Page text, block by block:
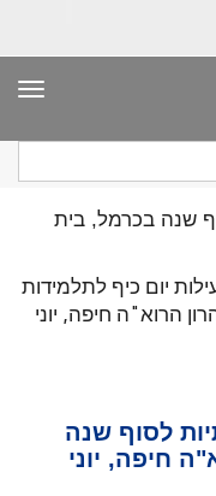
שנה בכרמל, בית
יום כיף לתלמידות
הרוא"ה חיפה, יוני
לסוף שנה
חיפה, יוני